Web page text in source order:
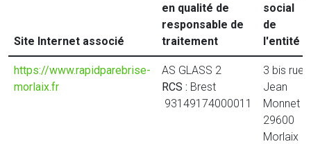
Site Internet associé
en qualité de
responsable de
traitement
social
de
l'entité
https://www.rapidparebrise-
morlaix.fr
AS GLASS 2
RCS : Brest
93149174000011
3 bis rue
Jean
Monnet
29600
Morlaix